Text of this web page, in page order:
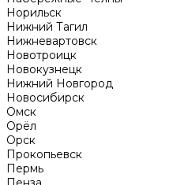
Норильск
Нижний Тагил
Нижневартовск
Новотроицк
Новокузнецк
Нижний Новгород
Новосибирск
Омск
Орёл
Орск
Прокопьевск
Пермь